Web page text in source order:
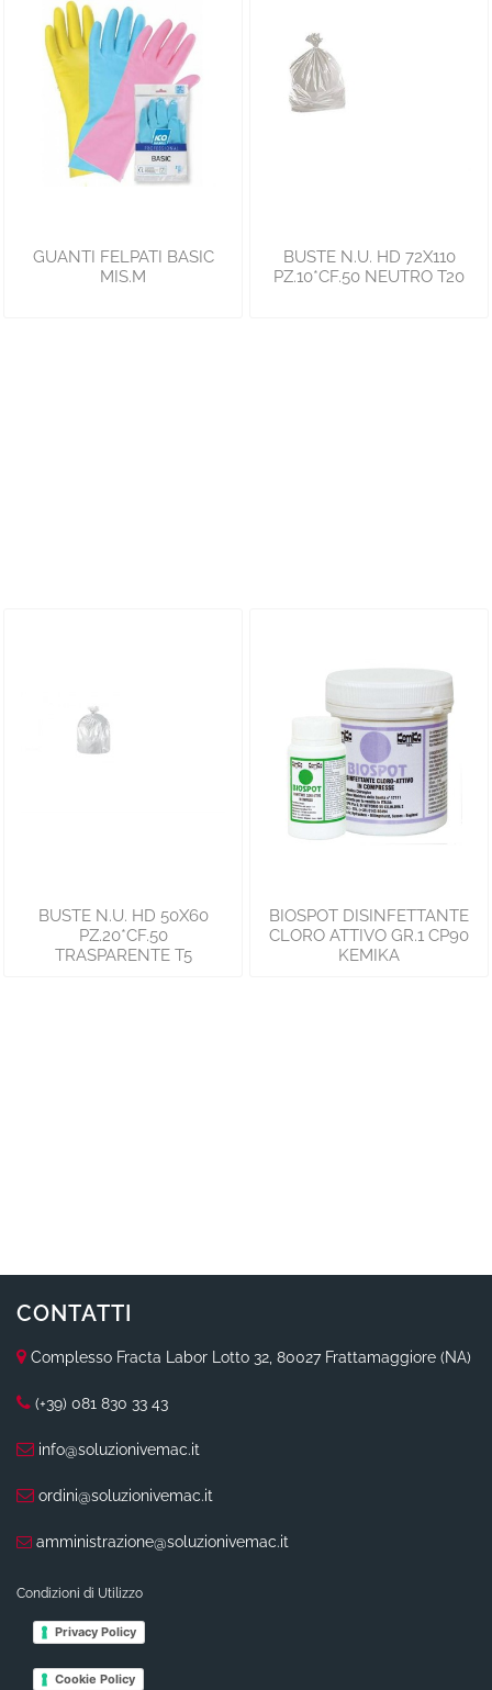
GUANTI FELPATI BASIC
MIS.M
BUSTE N.U. HD 72X110
PZ.10*CF.50 NEUTRO T20
BUSTE N.U. HD 50X60
PZ.20*CF.50
TRASPARENTE T5
BIOSPOT DISINFETTANTE
CLORO ATTIVO GR.1 CP90
KEMIKA
CONTATTI
Complesso Fracta Labor Lotto 32, 80027 Frattamaggiore (NA)
(+39) 081 830 33 43
info@soluzionivemac.it
ordini@soluzionivemac.it
amministrazione@soluzionivemac.it
Condizioni di Utilizzo
Privacy Policy
Cookie Policy